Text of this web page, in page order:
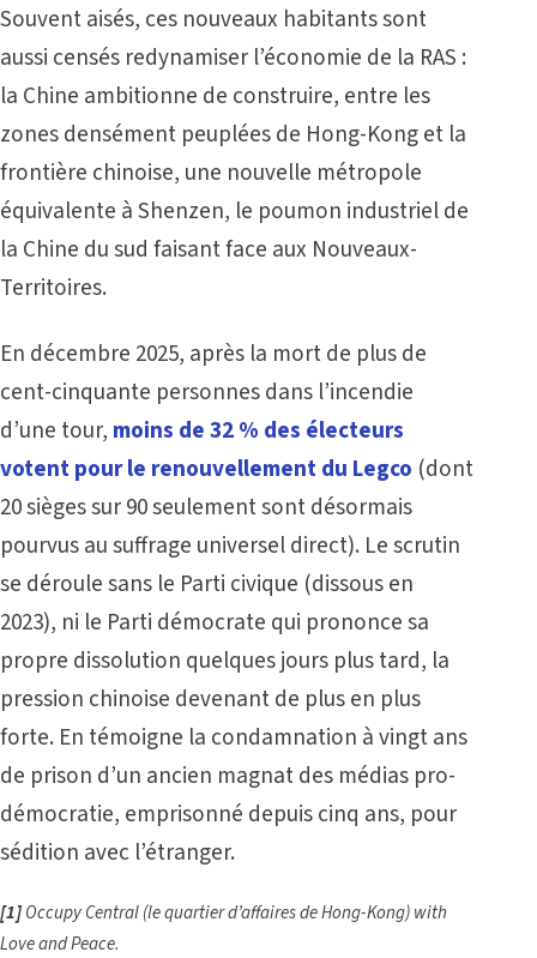
Souvent aisés, ces nouveaux habitants sont
aussi censés redynamiser l’économie de la RAS :
la Chine ambitionne de construire, entre les
zones densément peuplées de Hong-Kong et la
frontière chinoise, une nouvelle métropole
équivalente à Shenzen, le poumon industriel de
la Chine du sud faisant face aux Nouveaux-
Territoires.
En décembre 2025, après la mort de plus de
cent-cinquante personnes dans l’incendie
d’une tour, moins de 32 % des électeurs
votent pour le renouvellement du Legco (dont
20 sièges sur 90 seulement sont désormais
pourvus au suffrage universel direct). Le scrutin
se déroule sans le Parti civique (dissous en
2023), ni le Parti démocrate qui prononce sa
propre dissolution quelques jours plus tard, la
pression chinoise devenant de plus en plus
forte. En témoigne la condamnation à vingt ans
de prison d’un ancien magnat des médias pro-
démocratie, emprisonné depuis cinq ans, pour
sédition avec l’étranger.
[1]Occupy Central (le quartier d’affaires de Hong-Kong) with
Love and Peace.